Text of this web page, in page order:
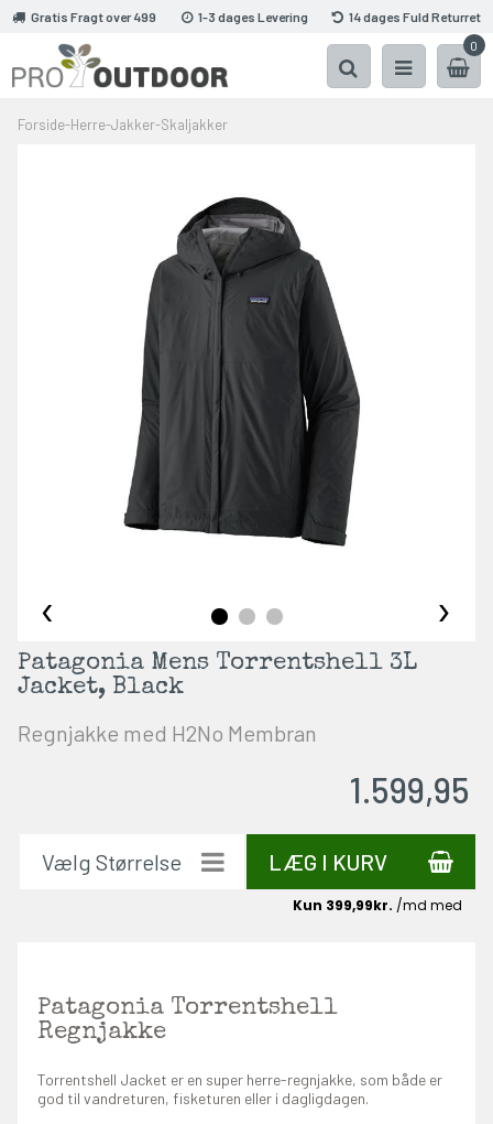
Gratis Fragt over 499 1-3 dages Levering
14 dages Fuld Returret
0
Forside-Herre-Jakker-Skaljakker
‹ ›
Patagonia Mens Torrentshell 3L
Jacket, Black
Regnjakke med H2No Membran
1.599,95
LÆG I KURV
Patagonia Torrentshell
Regnjakke
Torrentshell Jacket er en super herre-regnjakke, som både er
god til vandreturen, fisketuren eller i dagligdagen.